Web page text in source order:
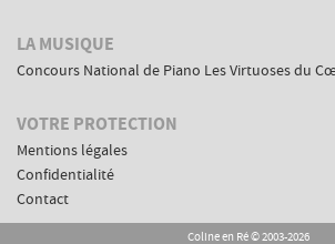
LA MUSIQUE
Concours National de Piano Les Virtuoses du
VOTRE PROTECTION
Mentions légales
Confidentialité
Contact
Coline en Ré © 2003-2026